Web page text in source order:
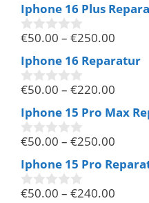
o
n
5
Iphone 16 Plus
0
o
n
5
€50.00 – €250.00
Iphone 16 Reparatur
0
o
n
5
€50.00 – €220.00
Iphone 15 Pro Max
0
o
n
5
€50.00 – €250.00
Iphone 15 Pro
0
€50.00 – €240.00